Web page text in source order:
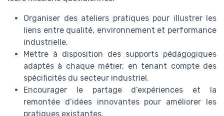
Organiser des ateliers pratiques pour illustrer les
liens entre qualité, environnement et performance
industrielle.
Mettre à disposition des supports pédagogiques
adaptés à chaque métier, en tenant compte des
spécificités du secteur industriel.
Encourager le partage d’expériences et la
remontée d’idées innovantes pour améliorer les
pratiques existantes.